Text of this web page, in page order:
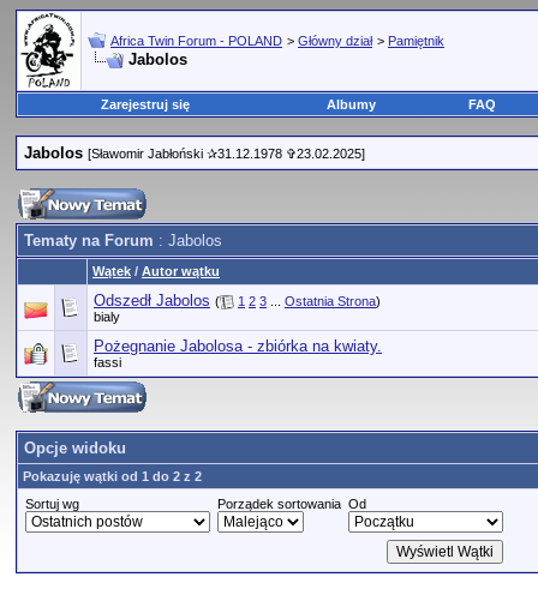
Africa Twin Forum - POLAND > Główny dział > Pamiętnik
Jabolos
Zarejestruj się Albumy FAQ
Jabolos [Sławomir Jabłoński ✰31.12.1978 ✞23.02.2025]
Tematy na Forum : Jabolos
Wątek / Autor wątku
Odszedł Jabolos ( 1 2 3 Ostatnia Strona)
bialy
Pożegnanie Jabolosa - zbiórka na kwiaty.
fassi
Opcje widoku
Pokazuję wątki od 1 do 2 z 2
Sortuj wg
Porządek sortowania Od